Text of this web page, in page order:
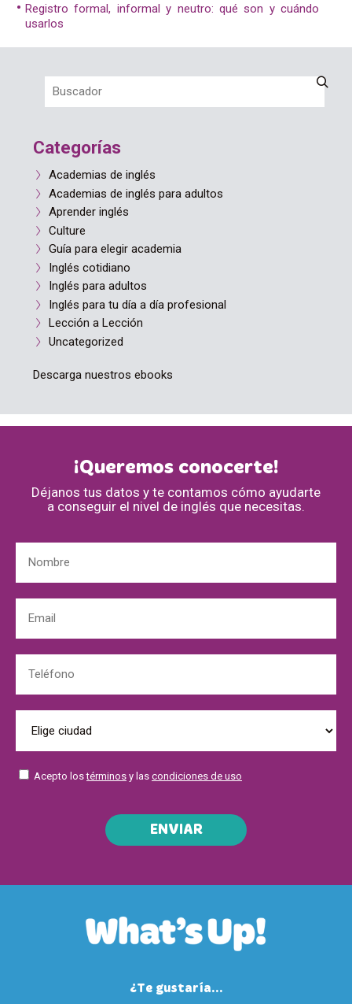
Registro formal, informal y neutro: qué son y cuándo
usarlos
Categorías
Academias de inglés
Academias de inglés para adultos
Aprender inglés
Culture
Guía para elegir academia
Inglés cotidiano
Inglés para adultos
Inglés para tu día a día profesional
Lección a Lección
Uncategorized
Descarga nuestros ebooks
¡Queremos conocerte!
Déjanos tus datos y te contamos cómo ayudarte
a conseguir el nivel de inglés que necesitas.
Acepto lostérminos y las condiciones de uso
ENVIAR
¿Te gustaría...